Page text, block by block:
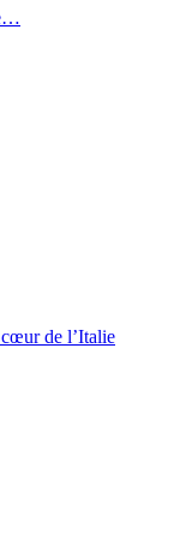
de l’Italie